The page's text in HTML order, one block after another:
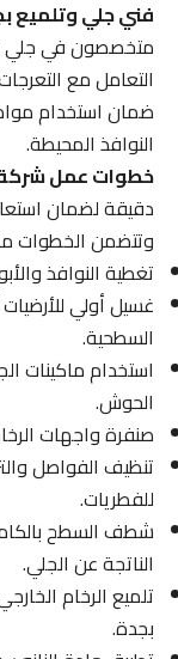
فني جلي وتلميع
متخصصون في جلي
التعامل مع التعرجات
ضمان استخدام مواد
النوافذ المحيطة.
خطوات عمل شركة
دقيقة لضمان
وتتضمن الخطوات
تغطية النوافذ
غسيل أولي للأرضيات أو
السطحية.
استخدام ماكينات
الحوش.
صنفرة واجهات الرخام
تنظيف الفواصل
للفطريات.
شطف السطح بالكامل
الناتجة عن الجلي.
تلميع الرخام الخارجي
بجدة.